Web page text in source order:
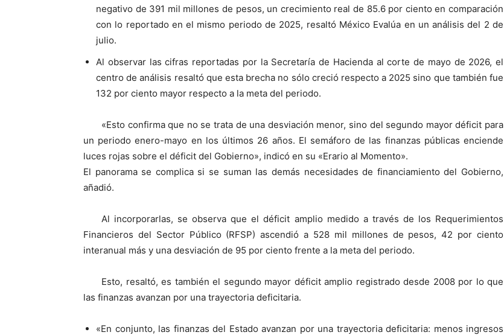
negativo de 391 mil millones de pesos, un crecimiento real de 85.6 por ciento en comparación
con lo reportado en el mismo periodo de 2025, resaltó México Evalúa en un análisis del 2 de
julio.
Al observar las cifras reportadas por la Secretaría de Hacienda al corte de mayo de 2026, el
centro de análisis resaltó que esta brecha no sólo creció respecto a 2025 sino que también fue
132 por ciento mayor respecto a la meta del periodo.
«Esto confirma que no se trata de una desviación menor, sino del segundo mayor déficit para
un periodo enero-mayo en los últimos 26 años. El semáforo de las finanzas públicas enciende
luces rojas sobre el déficit del Gobierno», indicó en su «Erario al Momento».
El panorama se complica si se suman las demás necesidades de financiamiento del Gobierno,
añadió.
Al incorporarlas, se observa que el déficit amplio medido a través de los Requerimientos
Financieros del Sector Público (RFSP) ascendió a 528 mil millones de pesos, 42 por ciento
interanual más y una desviación de 95 por ciento frente a la meta del periodo.
Esto, resaltó, es también el segundo mayor déficit amplio registrado desde 2008 por lo que
las finanzas avanzan por una trayectoria deficitaria.
«En conjunto, las finanzas del Estado avanzan por una trayectoria deficitaria: menos ingresos